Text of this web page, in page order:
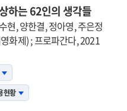
하는 62인의 생각들
현, 양한결, 정아영, 주은정
화제) ; 프로파간다, 2021
현황